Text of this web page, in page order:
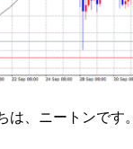
は、ニートンです。